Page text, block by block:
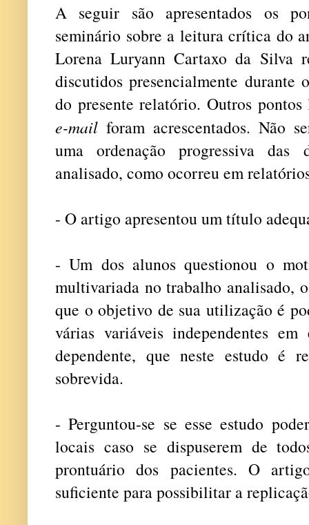
A seguir são apresentados os
seminário sobre a leitura crítica do
Lorena Luryann Cartaxo da Silva
discutidos presencialmente durante
do presente relatório. Outros
e-mail foram acrescentados. Não
uma ordenação progressiva das
analisado, como ocorreu em
- O artigo apresentou um título
- Um dos alunos questionou o
multivariada no trabalho analisado,
que o objetivo de sua utilização é
várias variáveis independentes
dependente, que neste estudo é
sobrevida.
- Perguntou-se se esse estudo
locais caso se dispuserem de
prontuário dos pacientes. O
suficiente para possibilitar a